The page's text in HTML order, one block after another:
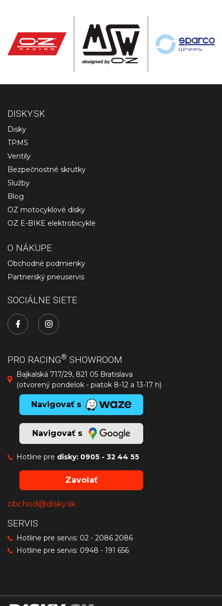
DISKY.SK
Disky
TPMS
Ventily
Bezpečnostné skrutky
Služby
Blog
OZ motocyklové disky
OZ E-BIKE elektrobicykle
O NÁKUPE
Obchodné podmienky
Partnerský pneuservis
SOCIÁLNE SIETE
PRO RACING® SHOWROOM
Bajkalská 717/29, 821 05 Bratislava
(otvorený pondelok - piatok 8-12 a 13-17 h)
Navigovať s
Navigovať s
Hotline pre disky: 0905 - 32 44 55
Zavolať
obchod@disky.sk
SERVIS
Hotline pre servis: 02 - 2086 2086
Hotline pre servis: 0948 - 191 656